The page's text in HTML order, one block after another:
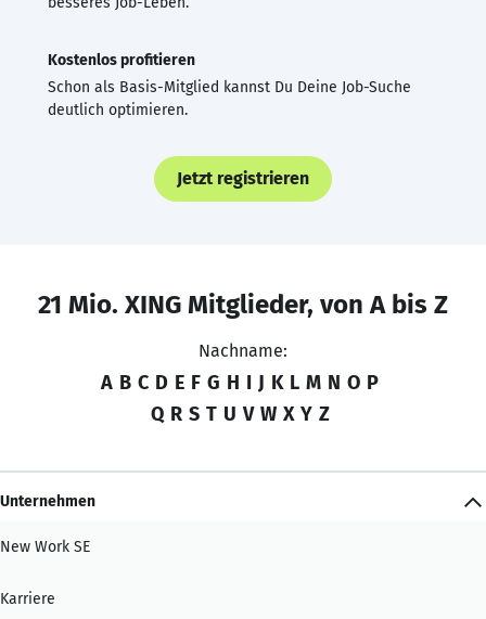
Kostenlos profitieren
Schon als Basis-Mitglied kannst Du Deine Job-Suche
deutlich optimieren.
Jetzt registrieren
21 Mio. XING Mitglieder, von A bis Z
Nachname:
A B C D E F G H I J K L M N O P
Q R S T U V W X Y Z
Unternehmen
New Work SE
Karriere